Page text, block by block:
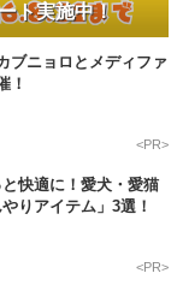
ト実施中！
ブニョロとメディファ
！
<PR>
快適に！愛犬・愛猫
りアイテム」3選！
<PR>